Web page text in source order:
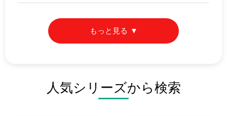
もっと見る
人気シリーズから検索